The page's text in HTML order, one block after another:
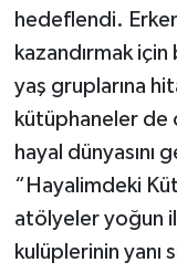
hedeflendi.
kazandırmak
yaş gruplarına
kütüphaneler de
hayal
“Hayalimdeki
atölyeler yoğun
kulüplerinin yanı